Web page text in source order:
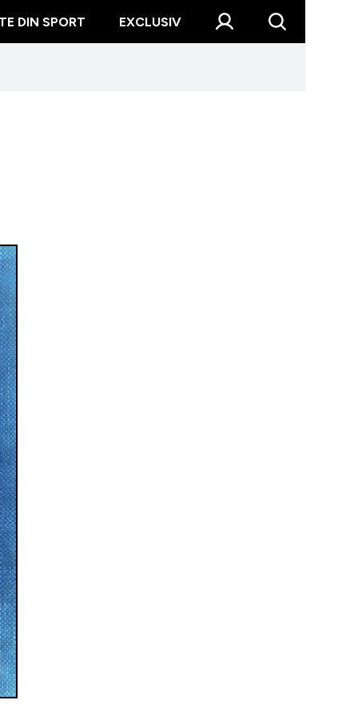
DIN SPORT EXCLUSIV